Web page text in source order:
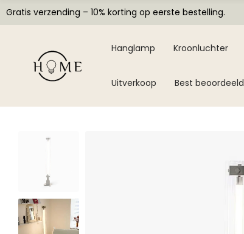
Gratis verzending – 10% korting op eerste bestelling.
Hanglamp Kroonluchter
Uitverkoop Best beoordeeld